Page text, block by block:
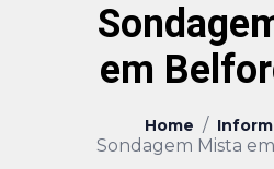
em
Home /
Sondagem Mista